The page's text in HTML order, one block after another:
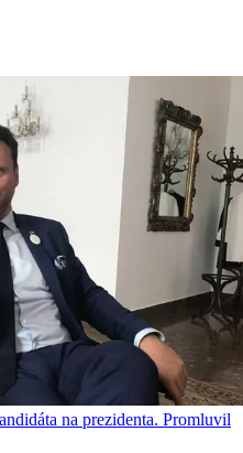
na prezidenta. Promluvil